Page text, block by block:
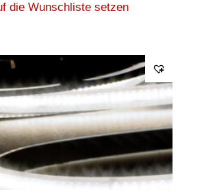
die Wunschliste setzen